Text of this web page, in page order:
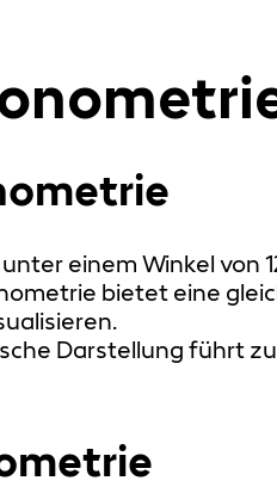
einem Winkel von
bietet eine
Darstellung führt